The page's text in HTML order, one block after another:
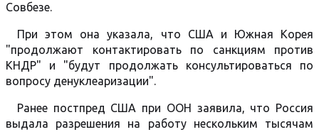
Совбезе.
При этом она указала, что США и Южная Корея
"продолжают контактировать по санкциям против
КНДР" и "будут продолжать консультироваться по
вопросу денуклеаризации".
Ранее постпред США при ООН заявила, что Россия
выдала разрешения на работу нескольким тысячам